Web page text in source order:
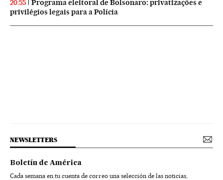
20:55
Programa eleitoral de Bolsonaro: privatizações e
privilégios legais para a Polícia
NEWSLETTERS
Boletín de América
Cada semana en tu cuenta de correo una selección de las noticias,